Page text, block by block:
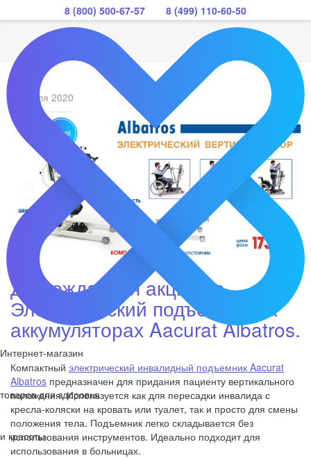
8 (800) 500-67-57 8 (499) 110-60-50
Интернет-магазин
товаров для здоровья
и красоты
22 июля 2020
Долгожданная акция на
Электрический подъемник на
аккумуляторах Aacurat Albatros.
Компактный электрический инвалидный подъемник Aacurat
Albatros предназначен для придания пациенту вертикального
положения. Используется как для пересадки инвалида с
кресла-коляски на кровать или туалет, так и просто для смены
положения тела. Подъемник легко складывается без
использования инструментов. Идеально подходит для
использования в больницах.